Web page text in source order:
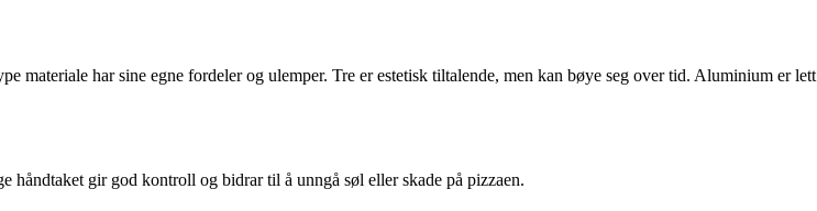
materiale har sine egne fordeler og ulemper. Tre er estetisk tiltalende, men kan bøye seg over tid. Aluminium er lett
håndtaket gir god kontroll og bidrar til å unngå søl eller skade på pizzaen.